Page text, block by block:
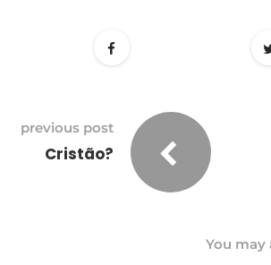
previous post
Cristão?
You may